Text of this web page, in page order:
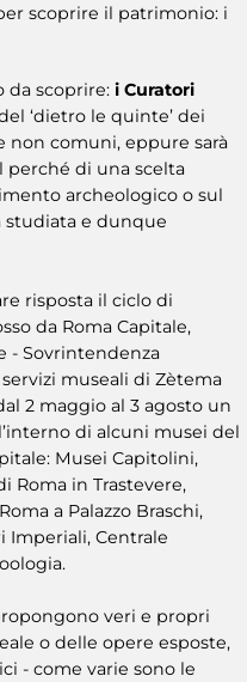
scoprire il patrimonio: i
da scoprire: i Curatori
‘dietro le quinte’ dei
non comuni, eppure sarà
di una scelta
archeologico o sul
studiata e dunque
risposta il ciclo di
da Roma Capitale,
- Sovrintendenza
museali di Zètema
2 maggio al 3 agosto un
di alcuni musei del
Musei Capitolini,
Roma in Trastevere,
a Palazzo Braschi,
Imperiali, Centrale
veri e propri
o delle opere esposte,
- come varie sono le